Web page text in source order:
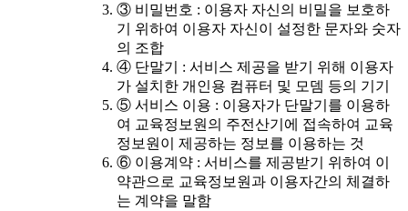
③ 비밀번호 : 이용자 자신의 비밀을 보호하
기 위하여 이용자 자신이 설정한 문자와 숫자
의 조합
④ 단말기 : 서비스 제공을 받기 위해 이용자
가 설치한 개인용 컴퓨터 및 모뎀 등의 기기
⑤ 서비스 이용 : 이용자가 단말기를 이용하
여 교육정보원의 주전산기에 접속하여 교육
정보원이 제공하는 정보를 이용하는 것
⑥ 이용계약 : 서비스를 제공받기 위하여 이
약관으로 교육정보원과 이용자간의 체결하
는 계약을 말함